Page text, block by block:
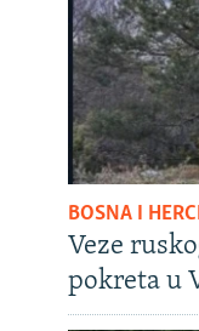
BOSNA I
Veze
pokreta u